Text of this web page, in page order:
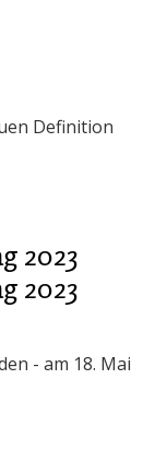
Definition
2023
2023
- am 18. Mai